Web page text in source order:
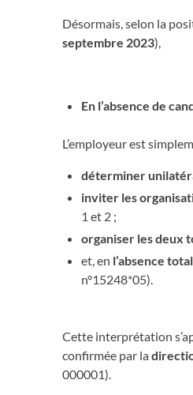
Désormais, selon la
septembre 2023),
En l’absence de
L’employeur est
déterminer
inviter les
1 et 2 ;
organiser les deux
et, en l’absence
n°15248*05).
Cette interprétation
confirmée par la
000001).